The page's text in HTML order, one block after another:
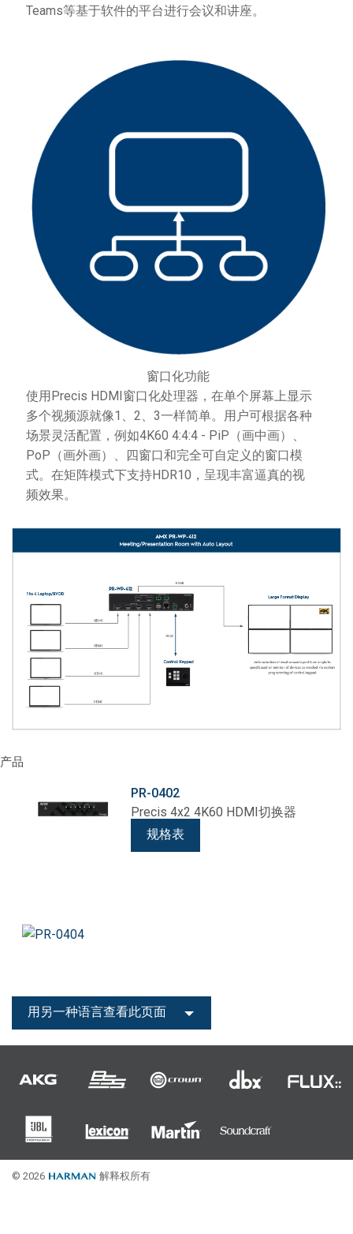
Teams等基于软件的平台进行会议和讲座。
窗口化功能
使用Precis HDMI窗口化处理器，在单个屏幕上显示
多个视频源就像1、2、3一样简单。用户可根据各种
场景灵活配置，例如4K60 4:4:4 - PiP（画中画）、
PoP（画外画）、四窗口和完全可自定义的窗口模
式。在矩阵模式下支持HDR10，呈现丰富逼真的视
频效果。
产品
PR-0402
Precis 4x2 4K60 HDMI切换器
规格表
用另一种语言查看此页面
© 2026 解释权所有